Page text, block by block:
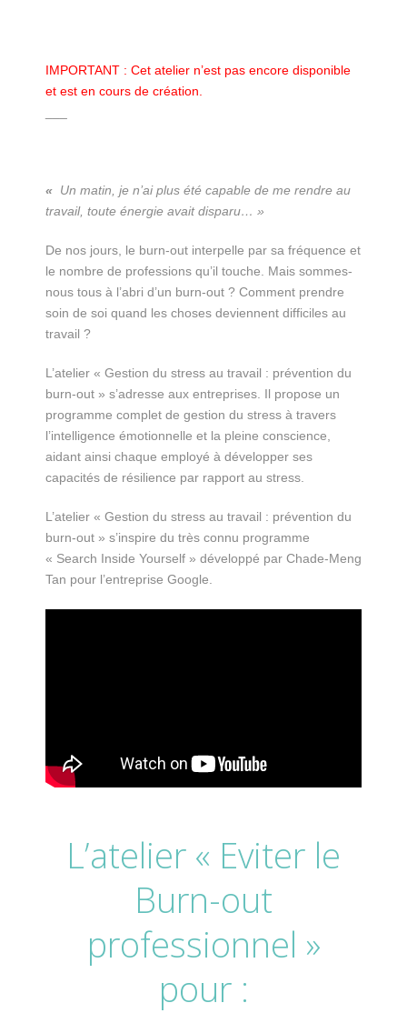
IMPORTANT : Cet atelier n’est pas encore disponible
et est en cours de création.
« Un matin, je n’ai plus été capable de me rendre au
travail, toute énergie avait disparu… »
De nos jours, le burn-out interpelle par sa fréquence et
le nombre de professions qu’il touche. Mais sommes-
nous tous à l’abri d’un burn-out ? Comment prendre
soin de soi quand les choses deviennent difficiles au
travail ?
L’atelier « Gestion du stress au travail : prévention du
burn-out » s’adresse aux entreprises. Il propose un
programme complet de gestion du stress à travers
l’intelligence émotionnelle et la pleine conscience,
aidant ainsi chaque employé à développer ses
capacités de résilience par rapport au stress.
L’atelier « Gestion du stress au travail : prévention du
burn-out » s’inspire du très connu programme
« Search Inside Yourself » développé par Chade-Meng
Tan pour l’entreprise Google.
L’atelier « Eviter le
Burn-out
professionnel »
pour :